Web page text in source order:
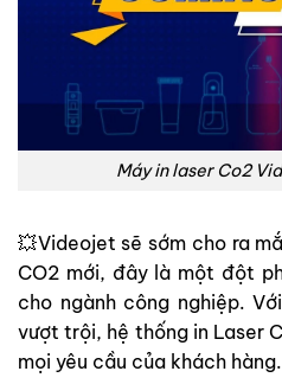
Máy in laser Co2
💥Videojet sẽ sớm cho ra
CO2 mới, đây là một đột
cho ngành công nghiệp.
vượt trội, hệ thống in Laser
mọi yêu cầu của khách hàng.